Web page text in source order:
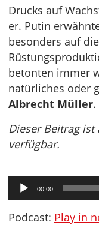
Drucks auf
er. Putin
besonders auf
betonten immer
natürliches oder
Albrecht Müller.
Dieser Beitrag ist
verfügbar.
Audio-
Player
00:00
Podcast: Play in